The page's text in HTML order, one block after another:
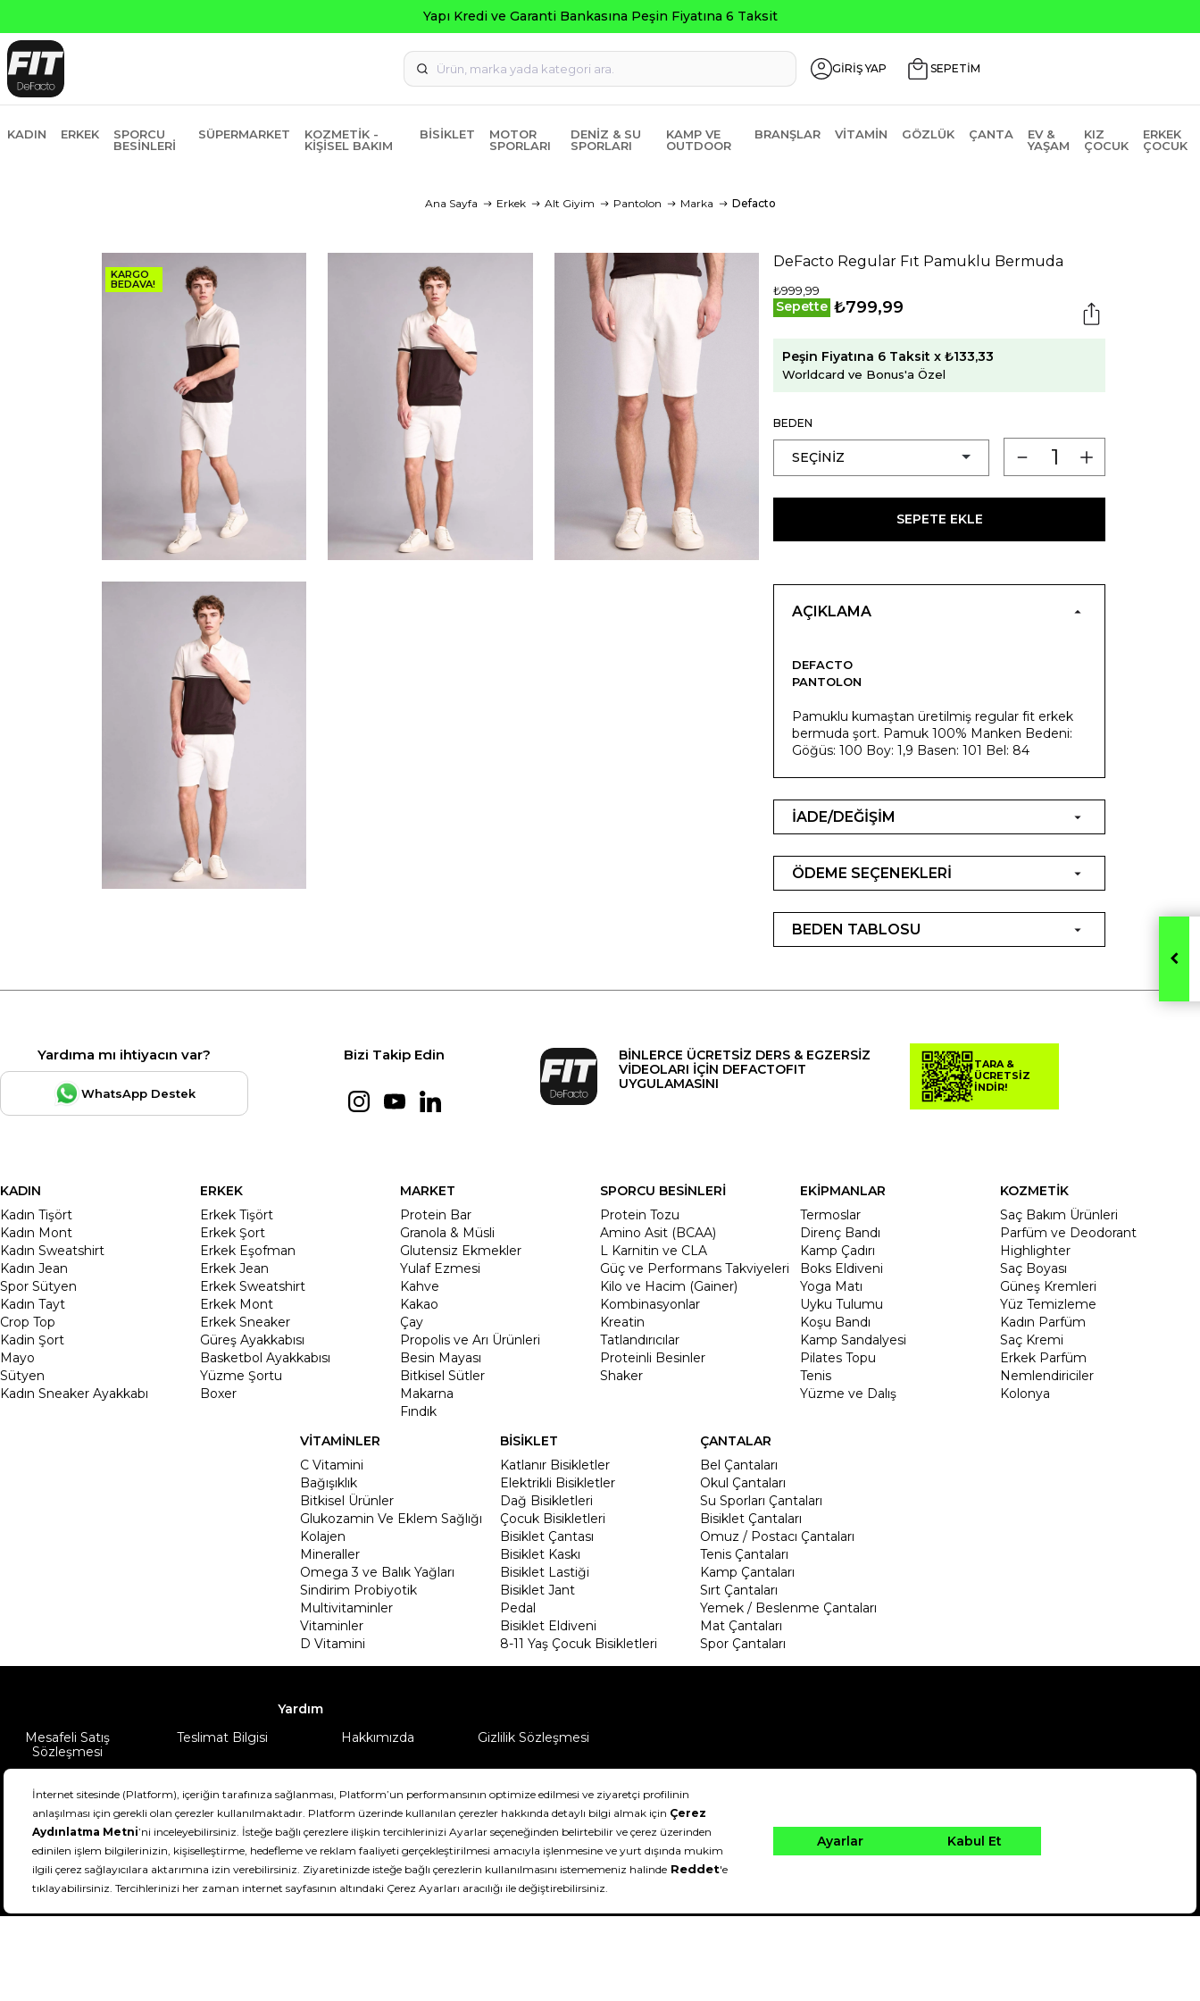
GİRİŞ YAP SEPETİM
KADIN ERKEK
SPORCU
BESINLERI
SÜPERMARKET
KOZMETIK -
KIŞISEL BAKIM
BISIKLET
MOTOR
SPORLARI
DENIZ & SU
SPORLARI
KAMP VE
OUTDOOR
BRANŞLAR VITAMIN GÖZLÜK ÇANTA
EV &
YAŞAM
KIZ
ÇOCUK
ERKEK
ÇOCUK
Ana Sayfa Erkek Alt Giyim Pantolon Marka Defacto
KARGO
BEDAVA!
DeFacto Regular Fıt Pamuklu Bermuda
₺999,99
Sepette ₺799,99
Peşin Fiyatına 6 Taksit x ₺133,33
Worldcard ve Bonus'a Özel
BEDEN
SEPETE EKLE
AÇIKLAMA
DEFACTO
PANTOLON
Pamuklu kumaştan üretilmiş regular fit erkek
bermuda şort. Pamuk 100% Manken Bedeni:
Göğüs: 100 Boy: 1,9 Basen: 101 Bel: 84
İADE/DEĞİŞİM
ÖDEME SEÇENEKLERİ
BEDEN TABLOSU
Yardıma mı ihtiyacın var?
WhatsApp Destek
Bizi Takip Edin
BİNLERCE ÜCRETSİZ DERS & EGZERSİZ
VİDEOLARI İÇİN DEFACTOFIT
UYGULAMASINI
TARA &
ÜCRETSİZ
İNDİR!
KADIN
Kadın Tişört
Kadın Mont
Kadın Sweatshirt
Kadın Jean
Spor Sütyen
Kadın Tayt
Crop Top
Kadin Şort
Mayo
Sütyen
Kadın Sneaker Ayakkabı
ERKEK
Erkek Tişört
Erkek Şort
Erkek Eşofman
Erkek Jean
Erkek Sweatshirt
Erkek Mont
Erkek Sneaker
Güreş Ayakkabısı
Basketbol Ayakkabısı
Yüzme Şortu
Boxer
MARKET
Protein Bar
Granola & Müsli
Glutensiz Ekmekler
Yulaf Ezmesi
Kahve
Kakao
Çay
Propolis ve Arı Ürünleri
Besin Mayası
Bitkisel Sütler
Makarna
Fındık
SPORCU BESİNLERİ
Protein Tozu
Amino Asit (BCAA)
L Karnitin ve CLA
Güç ve Performans Takviyeleri
Kilo ve Hacim (Gainer)
Kombinasyonlar
Kreatin
Tatlandırıcılar
Proteinli Besinler
Shaker
EKİPMANLAR
Termoslar
Direnç Bandı
Kamp Çadırı
Boks Eldiveni
Yoga Matı
Uyku Tulumu
Koşu Bandı
Kamp Sandalyesi
Pilates Topu
Tenis
Yüzme ve Dalış
KOZMETİK
Saç Bakım Ürünleri
Parfüm ve Deodorant
Highlighter
Saç Boyası
Güneş Kremleri
Yüz Temizleme
Kadın Parfüm
Saç Kremi
Erkek Parfüm
Nemlendiriciler
Kolonya
VİTAMİNLER
C Vitamini
Bağışıklık
Bitkisel Ürünler
Glukozamin Ve Eklem Sağlığı
Kolajen
Mineraller
Omega 3 ve Balık Yağları
Sindirim Probiyotik
Multivitaminler
Vitaminler
D Vitamini
BİSİKLET
Katlanır Bisikletler
Elektrikli Bisikletler
Dağ Bisikletleri
Çocuk Bisikletleri
Bisiklet Çantası
Bisiklet Kaskı
Bisiklet Lastiği
Bisiklet Jant
Pedal
Bisiklet Eldiveni
8-11 Yaş Çocuk Bisikletleri
ÇANTALAR
Bel Çantaları
Okul Çantaları
Su Sporları Çantaları
Bisiklet Çantaları
Omuz / Postacı Çantaları
Tenis Çantaları
Kamp Çantaları
Sırt Çantaları
Yemek / Beslenme Çantaları
Mat Çantaları
Spor Çantaları
Yardım
Mesafeli Satış
Sözleşmesi
Teslimat Bilgisi Hakkımızda Gizlilik Sözleşmesi
DeFactoFIT ©️ 2022-2026. Tüm hakları saklıdır.